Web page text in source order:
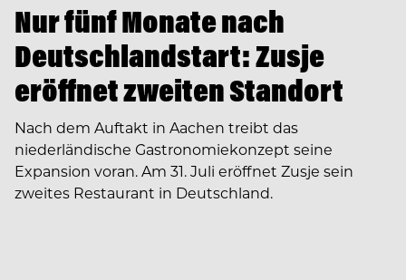
Nur fünf Monate nach
Deutschlandstart: Zusje
eröffnet zweiten Standort
Nach dem Auftakt in Aachen treibt das
niederländische Gastronomiekonzept seine
Expansion voran. Am 31. Juli eröffnet Zusje sein
zweites Restaurant in Deutschland.